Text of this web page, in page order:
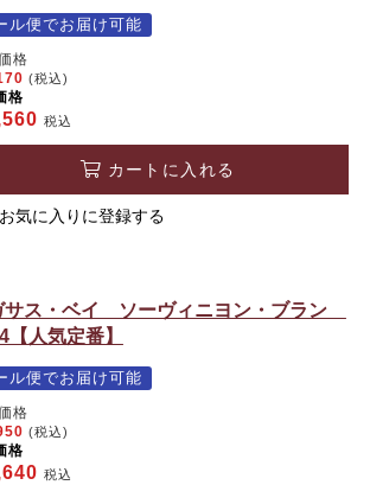
ル便でお届け可能
格
(税込)
格
税込
カートに入れる
お気に入りに登録する
サス・ベイ ソーヴィニヨン・ブラン
【人気定番】
ル便でお届け可能
格
(税込)
格
税込